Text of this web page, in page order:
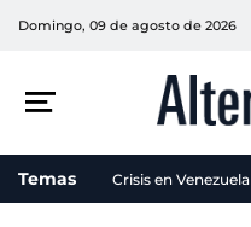
Domingo, 09 de agosto de 2026
Temas Crisis en Venezuela